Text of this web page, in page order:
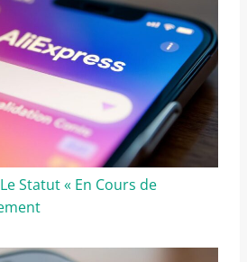
Statut « En Cours de